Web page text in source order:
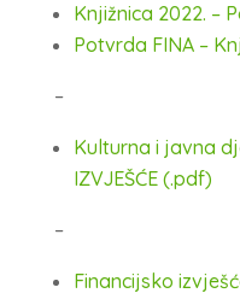
Knjižnica 2022. –
Potvrda FINA –
–
Kulturna i javna
IZVJEŠĆE (.pdf)
–
Financijsko